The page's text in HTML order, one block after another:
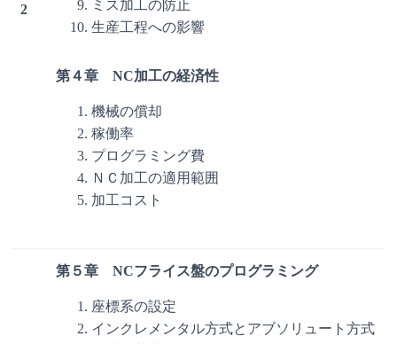
2
ミス加工の防止
生産工程への影響
第４章 NC加工の経済性
機械の償却
稼働率
プログラミング費
ＮＣ加工の適用範囲
加工コスト
第５章 NCフライス盤のプログラミング
座標系の設定
インクレメンタル方式とアブソリュート方式